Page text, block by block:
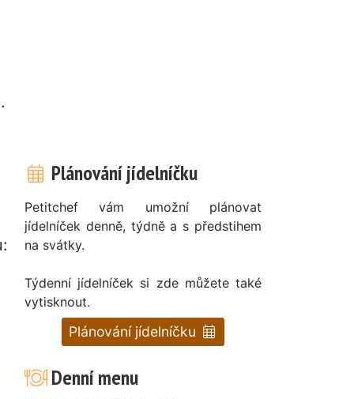
Plánování jídelníčku
Petitchef vám umožní plánovat
jídelníček denně, týdně a s předstihem
na svátky.
Týdenní jídelníček si zde můžete také
vytisknout.
Plánování jídelníčku
Denní menu